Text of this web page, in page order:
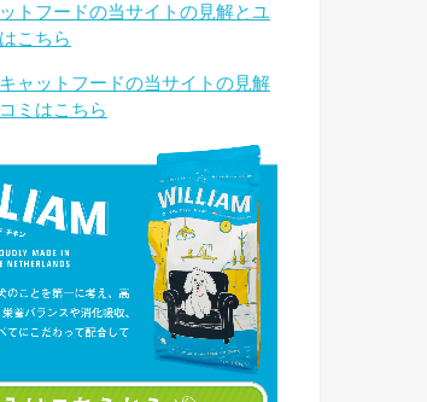
トフードの当サイトの見解とユ
こちら
ャットフードの当サイトの見解
ミはこちら